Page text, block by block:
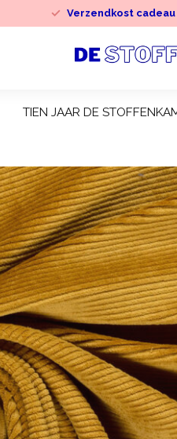
Verzendkost cadeau
TIEN JAAR DE